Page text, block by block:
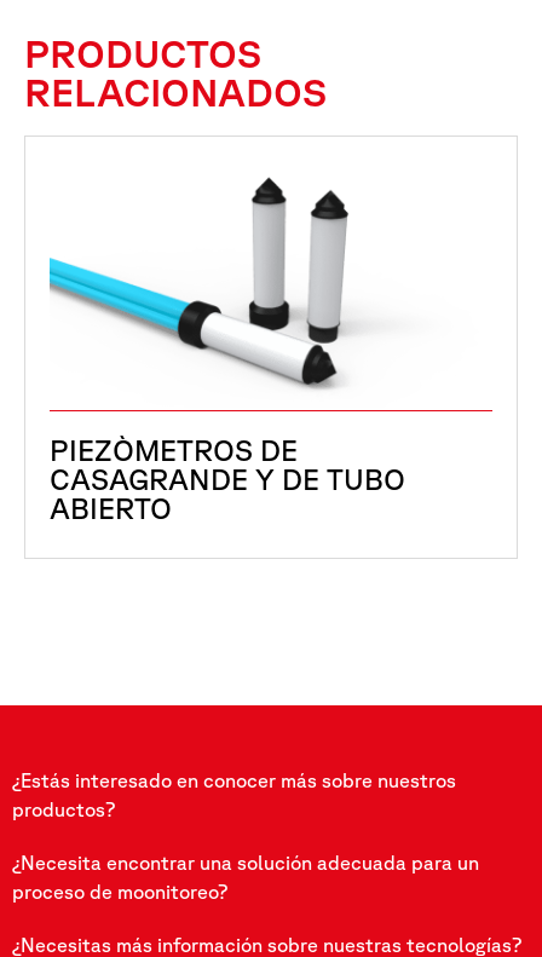
PRODUCTOS
RELACIONADOS
PIEZÒMETROS DE
CASAGRANDE Y DE TUBO
ABIERTO
¿Estás interesado en conocer más sobre nuestros
productos?
¿Necesita encontrar una solución adecuada para un
proceso de moonitoreo?
¿Necesitas más información sobre nuestras tecnologías?